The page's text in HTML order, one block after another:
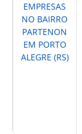
EMPRESAS
NO BAIRRO
PARTENON
EM PORTO
ALEGRE (RS)